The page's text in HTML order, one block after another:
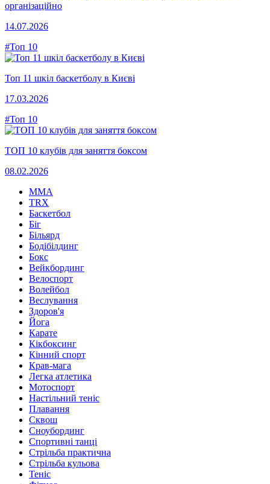
організаційно
14.07.2026
#Топ 10
Топ 11 шкіл баскетболу в Києві
17.03.2026
#Топ 10
ТОП 10 клубів для заняття боксом
08.02.2026
MMA
TRX
Баскетбол
Біг
Більярд
Бодібілдинг
Бокс
Вейкбординг
Велоспорт
Волейбол
Веслування
Здоров'я
Йога
Карате
Кікбоксинг
Кінний спорт
Крав-мага
Легка атлетика
Мотоспорт
Настільний теніс
Плавання
Сквош
Сноубординг
Спортивні танці
Стрільба практична
Стрільба кульова
Теніс